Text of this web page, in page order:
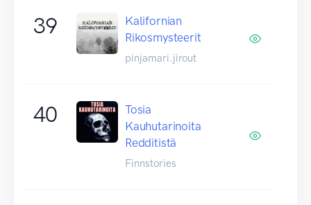
39
Kalifornian
Rikosmysteerit
pinjamari.jirout
40
Tosia
Kauhutarinoita
Redditistä
Finnstories